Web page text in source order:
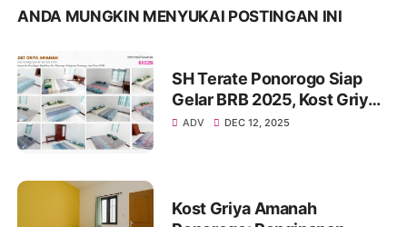
ANDA MUNGKIN MENYUKAI POSTINGAN INI
SH Terate Ponorogo Siap
Gelar BRB 2025, Kost Griya
Amanah Siapkan Hunian
ADV DEC 12, 2025
Kost Griya Amanah